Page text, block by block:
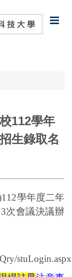
112學年
生錄取名
學年度二年
3次會議決議辦
stuLogin.aspx